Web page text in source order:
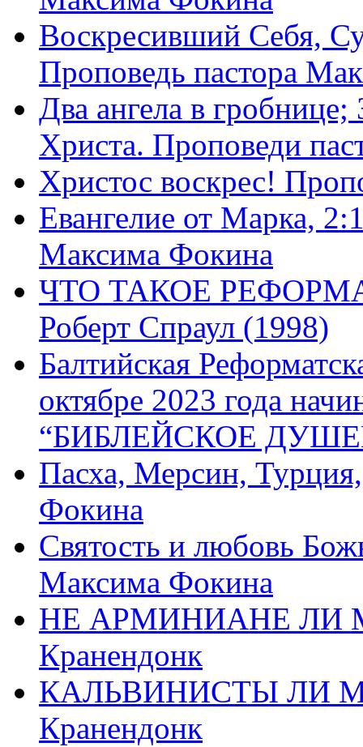
Воскресивший Себя,
Проповедь пастора
Два ангела в
Христа. Проповеди
Христос воскрес!
Евангелие от Марка,
Максима Фокина
ЧТО ТАКОЕ
Роберт Спраул (1998)
Балтийская
октябре 2023 года
“БИБЛЕЙСКОЕ
Пасха, Мерсин,
Фокина
Святость и любовь
Максима Фокина
НЕ АРМИНИАНЕ ЛИ
Кранендонк
КАЛЬВИНИСТЫ ЛИ
Кранендонк